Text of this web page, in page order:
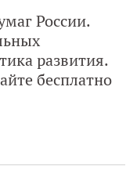
России.
развития.
бесплатно